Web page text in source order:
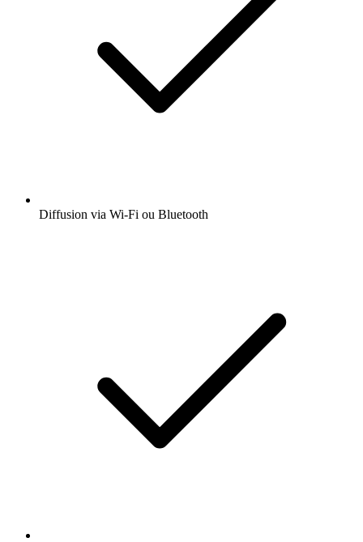
Diffusion via Wi-Fi ou Bluetooth